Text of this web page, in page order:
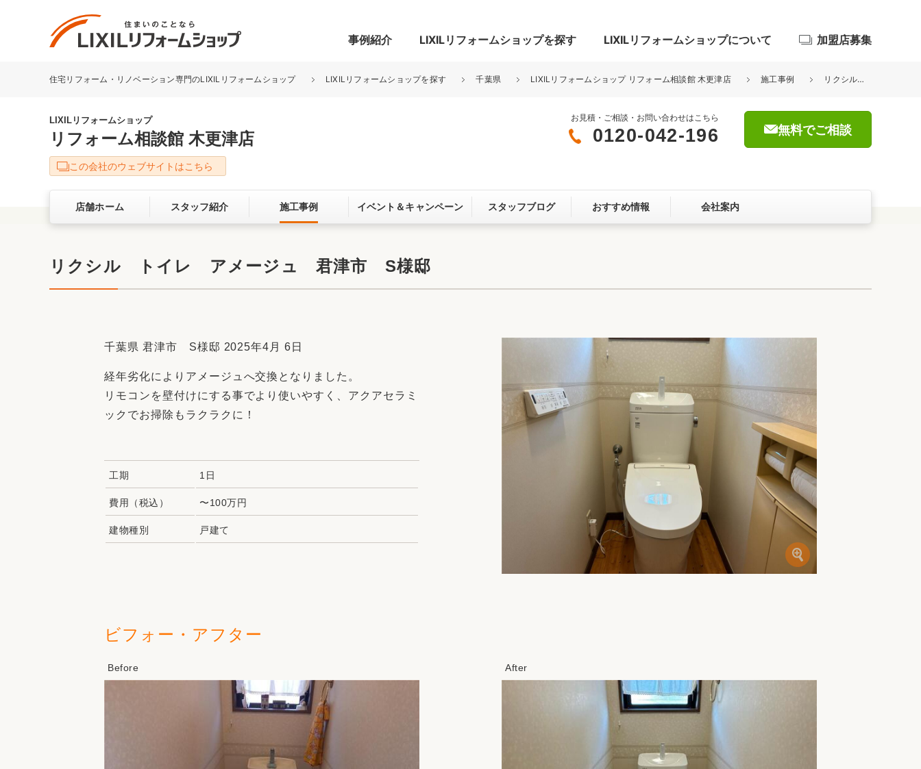
事例紹介
リフォーム事例を探す
キッチン
洗面化粧室 トイレ 玄関まわり 門まわり 屋根・外壁
ベランダ・バルコニー ガーデンスペース カースペース
お客さまの声 3Dシミュレーション
LIXILリフォームショップを探す LIXILリフォームショップについて
LIXILリフォームショップについて
サービス向上・品質改善の取り組み お客さま満足度アンケート
ここちいい暮らしをつくる、価値・性能向上
リフォームアクセル
中古物件探しから性能向上リフォームをワン
ストップ
加盟店募集
住宅リフォーム・リノベーション専門のLIXILリフォームショップ LIXILリフォームショップを探す 千葉県 LIXILリフォームショップ リフォーム相談館 木更津店 施工事例 リクシル トイレ アメージュ 君津市 S様邸
LIXILリフォームショップ
リフォーム相談館 木更津店
お見積・ご相談・お問い合わせはこちら
0120-042-196 無料でご相談
この会社のウェブサイトはこちら
店舗ホーム スタッフ紹介 施工事例 イベント＆キャンペーン スタッフブログ おすすめ情報 会社案内
リクシル トイレ アメージュ 君津市 S様邸
千葉県 君津市 S様邸 2025年4月 6日
経年劣化によりアメージュへ交換となりました。
リモコンを壁付けにする事でより使いやすく、アクアセラミ
ックでお掃除もラクラクに！
工期 1日
費用（税込） 〜100万円
建物種別 戸建て
ビフォー・アフター